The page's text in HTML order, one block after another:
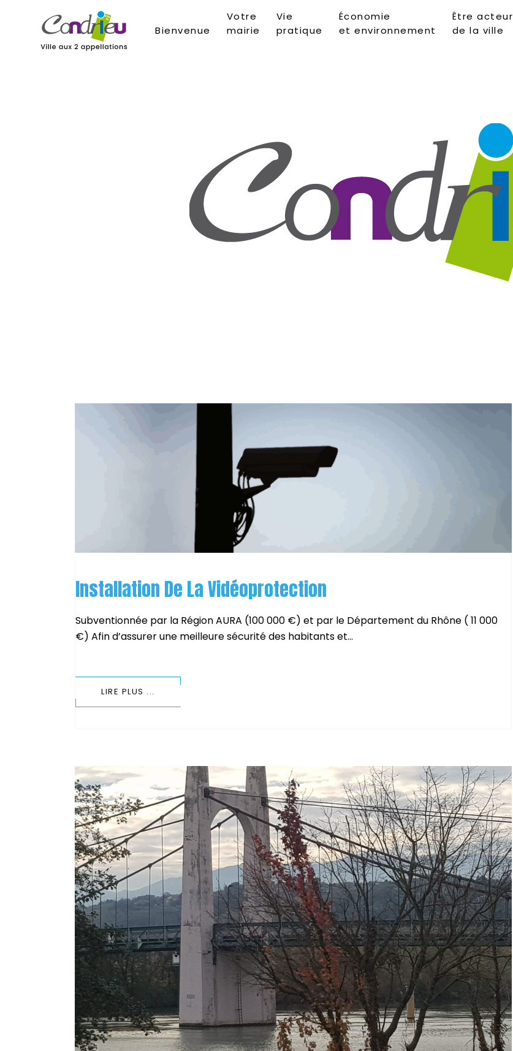
Bienvenue
Votre
mairie
Vie
pratique
Économie
et environnement
Être acteur
de la ville
Installation De La Vidéoprotection
Subventionnée par la Région AURA (100 000 €) et par le Département du Rhône ( 11 000
€) Afin d’assurer une meilleure sécurité des habitants et...
LIRE PLUS ...